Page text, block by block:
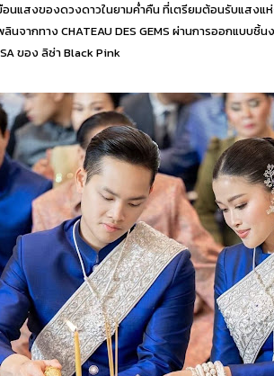
นแสงของดวงดาวในยามค่ำคืน ที่เตรียมต้อนรับแสงแ
จากทาง CHATEAU DES GEMS ผ่านการออกแบบชิ้
ของ ลิซ่า Black Pink